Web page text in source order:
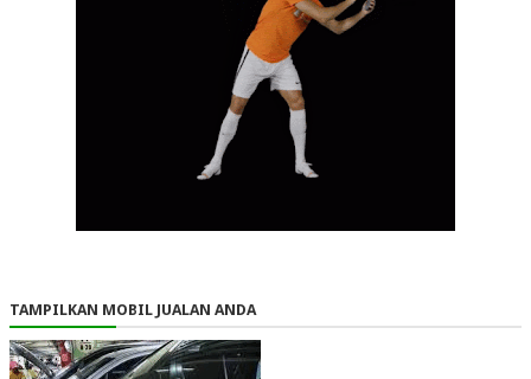
TAMPILKAN MOBIL JUALAN ANDA